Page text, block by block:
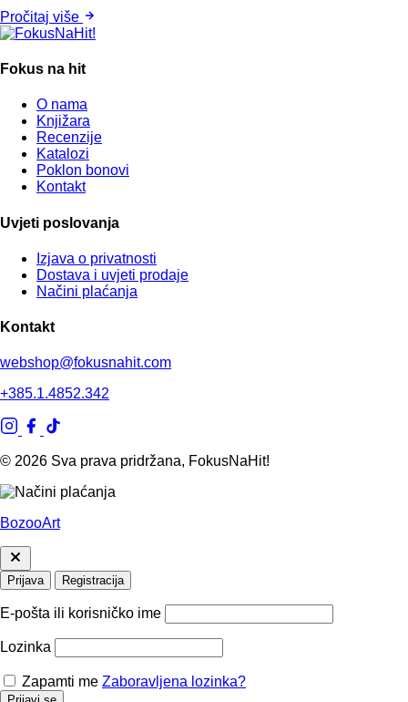
Pročitaj više
Fokus na hit
O nama
Knjižara
Recenzije
Katalozi
Poklon bonovi
Kontakt
Uvjeti poslovanja
Izjava o privatnosti
Dostava i uvjeti prodaje
Načini plaćanja
Kontakt
webshop@fokusnahit.com
+385.1.4852.342
© 2026 Sva prava pridržana, FokusNaHit!
BozooArt
Prijava Registracija
E-pošta ili korisničko ime
Lozinka
Zapamti me Zaboravljena lozinka?